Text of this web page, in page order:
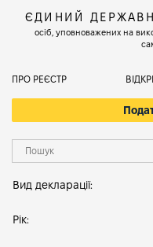
ЄДИНИЙ
осіб, уповноважених на
ПРО РЕЄСТР
Вид декларації:
Рік: